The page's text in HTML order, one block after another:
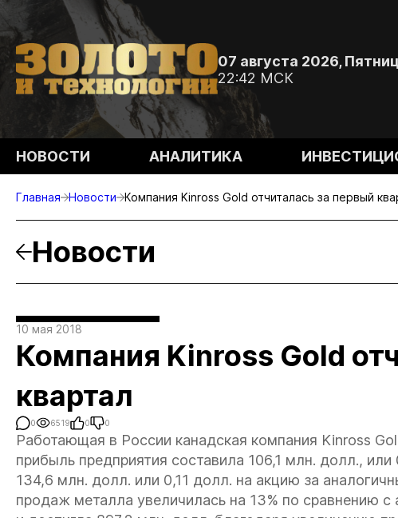
07 августа 2026,
22:42 МСК
НОВОСТИ АНАЛИТИКА
Главная Новости Компания Kinross Gold отчиталась за первый
Новости
10 мая 2018
Компания Kinross Gold
квартал
0 6519 0 0
Работающая в России канадская компания Kinross
прибыль предприятия составила 106,1 млн. долл.,
134,6 млн. долл. или 0,11 долл. на акцию за
продаж металла увеличилась на 13% по сравнению